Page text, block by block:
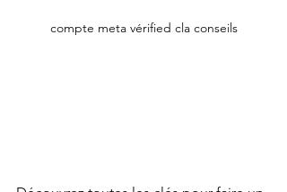
compte meta vérified cla conseils